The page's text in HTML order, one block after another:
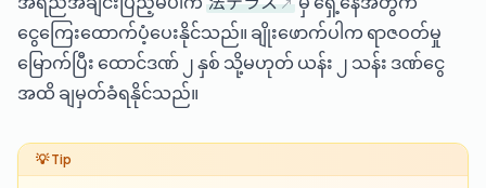
ငွေကြေးထောက်ပံ့ပေးနိုင်သည်။ ချိုးဖောက်ပါက ရာဇဝတ်မှု
မြောက်ပြီး ထောင်ဒဏ် ၂ နှစ် သို့မဟုတ် ယန်း ၂ သန်း ဒဏ်ငွေ
အထိ ချမှတ်ခံရနိုင်သည်။